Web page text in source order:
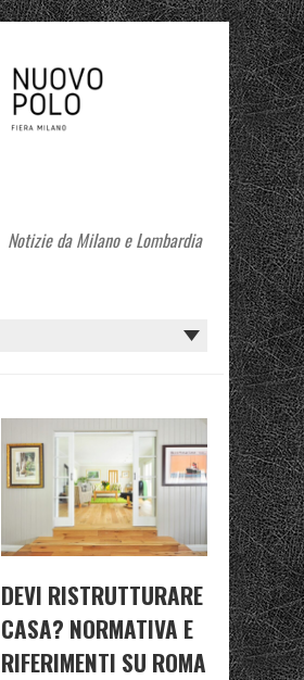
Notizie da Milano e Lombardia
DEVI RISTRUTTURARE
CASA? NORMATIVA E
RIFERIMENTI SU ROMA